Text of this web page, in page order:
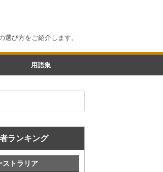
び方をご紹介します。
用語集
ランキング
ストラリア